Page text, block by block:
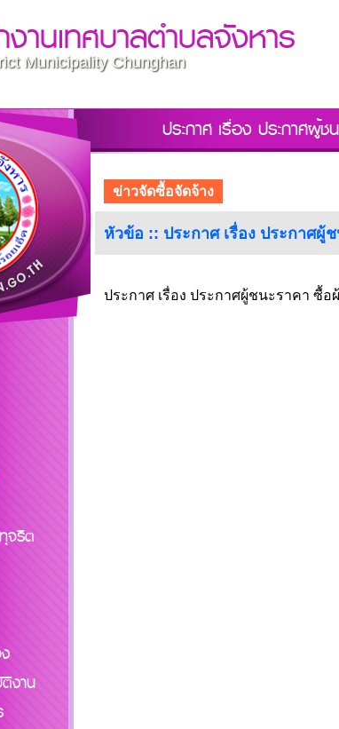
านเทศบาลตำบลจังหาร
Municipality Chunghan
ประกาศ เรื่อง ประกาศผู้
จริต
งาน
ข่าวจัดซื้อจัดจ้าง
หัวข้อ :: ประกาศ เรื่อง ประกาศ
ประกาศ เรื่อง ประกาศผู้ชนะราคา ซื้